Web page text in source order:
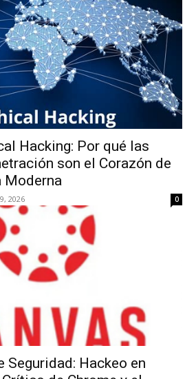
Hacking: Por qué las
son el Corazón de
Moderna
2026 0
Seguridad: Hackeo en